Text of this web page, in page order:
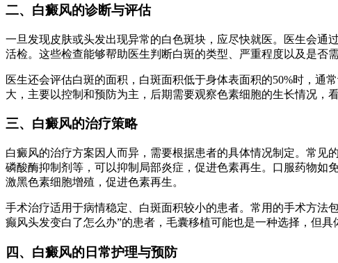
二、白癜风的诊断与评估
一旦发现皮肤或头发出现异常的白色斑块，应尽快就医。医生会通
活检。这些检查能够帮助医生判断白斑的类型、严重程度以及是否
医生还会评估白斑的面积，白斑面积低于身体表面积的50%时，通
大，主要以控制和预防为主，后期需要观察色素细胞的生长情况，
三、白癜风的治疗策略
白癜风的治疗方案因人而异，需要根据患者的具体情况制定。常
磷酸酶抑制剂等，可以抑制局部炎症，促进色素再生。口服药物如
激黑色素细胞增殖，促进色素再生。
手术治疗适用于病情稳定、白斑面积较小的患者。常用的手术方法
癫风头发变白了怎么办”的患者，毛囊移植可能也是一种选择，但具
四、白癜风的日常护理与预防